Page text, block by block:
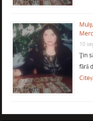
10
Ţin
fără